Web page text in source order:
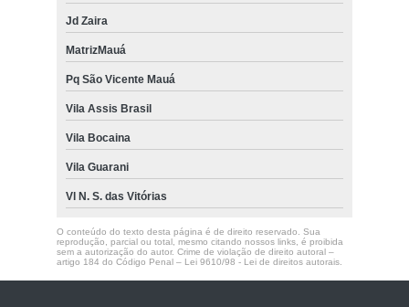
Jd Zaira
MatrizMauá
Pq São Vicente Mauá
Vila Assis Brasil
Vila Bocaina
Vila Guarani
Vl N. S. das Vitórias
O conteúdo do texto desta página é de direito reservado. Sua
reprodução, parcial ou total, mesmo citando nossos links, é proibida
sem a autorização do autor. Crime de violação de direito autoral –
artigo 184 do Código Penal – Lei 9610/98 - Lei de direitos autorais.